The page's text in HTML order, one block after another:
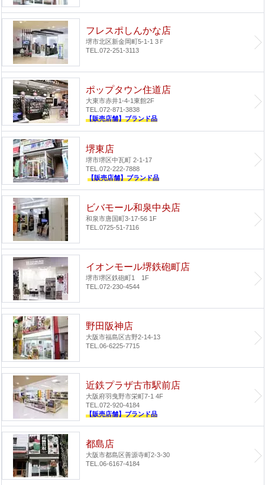
フレスポしんかな店
堺市北区新金岡町5-1-1 3Ｆ
TEL.072-251-3113
ポップタウン住道店
大東市赤井1-4-1東館2F
TEL.072-871-3838
【販売店舗】ブランド品
堺東店
堺市堺区中瓦町 2-1-17
TEL.072-222-7888
【販売店舗】ブランド品
ビバモール和泉中央店
和泉市唐国町3-17-56 1F
TEL.0725-51-7116
イオンモール堺鉄砲町店
堺市堺区鉄砲町1 1F
TEL.072-230-4544
野田阪神店
大阪市福島区吉野2-14-13
TEL.06-6225-7715
近鉄プラザ古市駅前店
大阪府羽曳野市栄町7-1 4F
TEL.072-920-4184
【販売店舗】ブランド品
都島店
大阪市都島区善源寺町2-3-30
TEL.06-6167-4184